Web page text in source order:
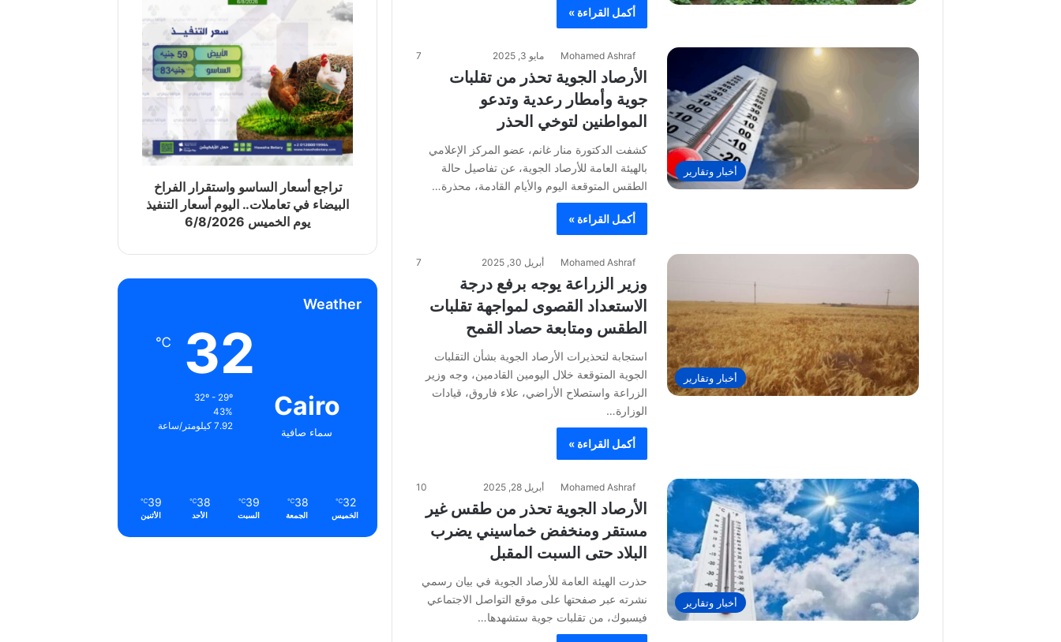
أكمل القراءة »
أخبار وتقارير
Mohamed Ashraf مايو 3, 2025 7
الأرصاد الجوية تحذر من تقلبات
جوية وأمطار رعدية وتدعو
المواطنين لتوخي الحذر
كشفت الدكتورة منار غانم، عضو المركز الإعلامي
بالهيئة العامة للأرصاد الجوية، عن تفاصيل حالة
الطقس المتوقعة اليوم والأيام القادمة، محذرة…
أكمل القراءة »
أخبار وتقارير
Mohamed Ashraf أبريل 30, 2025 7
وزير الزراعة يوجه برفع درجة
الاستعداد القصوى لمواجهة تقلبات
الطقس ومتابعة حصاد القمح
استجابة لتحذيرات الأرصاد الجوية بشأن التقلبات
الجوية المتوقعة خلال اليومين القادمين، وجه وزير
الزراعة واستصلاح الأراضي، علاء فاروق، قيادات
الوزارة…
أكمل القراءة »
أخبار وتقارير
Mohamed Ashraf أبريل 28, 2025 10
الأرصاد الجوية تحذر من طقس غير
مستقر ومنخفض خماسيني يضرب
البلاد حتى السبت المقبل
حذرت الهيئة العامة للأرصاد الجوية في بيان رسمي
نشرته عبر صفحتها على موقع التواصل الاجتماعي
فيسبوك، من تقلبات جوية ستشهدها…
تراجع أسعار الساسو واستقرار الفراخ
البيضاء في تعاملات.. اليوم أسعار التنفيذ
يوم الخميس 6/8/2026
Weather
Cairo
سماء صافية
32
℃
32º - 29º
43%
7.92 كيلومتر/ساعة
32
℃
الخميس
38
℃
الجمعة
39
℃
السبت
38
℃
الأحد
39
℃
الأثنين